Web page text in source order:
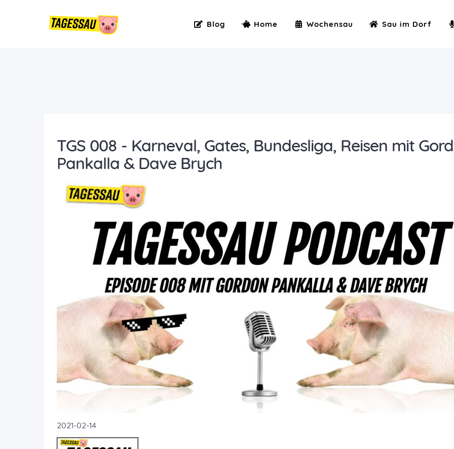
Blog Home Wochensau Sau im Dorf
TGS 008 - Karneval, Gates, Bundesliga, Reisen mit
Pankalla & Dave Brych
2021-02-14